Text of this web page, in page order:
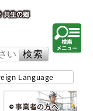
Language